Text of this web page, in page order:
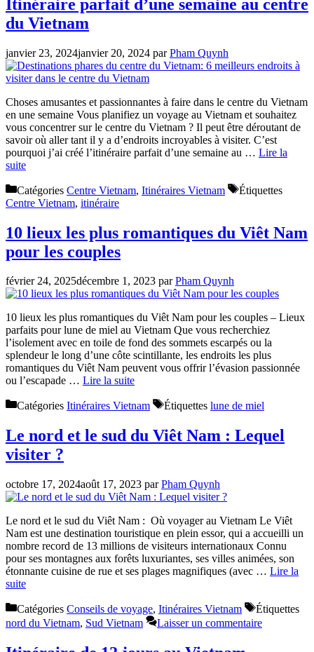
Itinéraire parfait d’une semaine au centre
du Vietnam
janvier 23, 2024janvier 20, 2024 parPham Quynh
Choses amusantes et passionnantes à faire dans le centre du Vietnam
en une semaine Vous planifiez un voyage au Vietnam et souhaitez
vous concentrer sur le centre du Vietnam ? Il peut être déroutant de
savoir où aller tant il y a d’endroits incroyables à visiter. C’est
pourquoi j’ai créé l’itinéraire parfait d’une semaine au … Lire la
suite
Catégories Centre Vietnam, Itinéraires Vietnam
Étiquettes
Centre Vietnam, itinéraire
10 lieux les plus romantiques du Viêt Nam
pour les couples
février 24, 2025décembre 1, 2023 parPham Quynh
10 lieux les plus romantiques du Viêt Nam pour les couples – Lieux
parfaits pour lune de miel au Vietnam Que vous recherchiez
l’isolement avec en toile de fond des sommets escarpés ou la
splendeur le long d’une côte scintillante, les endroits les plus
romantiques du Viêt Nam peuvent vous offrir l’évasion passionnée
ou l’escapade … Lire la suite
Catégories Itinéraires Vietnam Étiquettes lune de miel
Le nord et le sud du Viêt Nam : Lequel
visiter ?
octobre 17, 2024août 17, 2023 parPham Quynh
Le nord et le sud du Viêt Nam : Où voyager au Vietnam Le Viêt
Nam est une destination touristique en plein essor, qui a accueilli un
nombre record de 13 millions de visiteurs internationaux Connu
pour ses montagnes aux forêts luxuriantes, ses villes animées, son
étonnante cuisine de rue et ses plages magnifiques (avec … Lire la
suite
Catégories Conseils de voyage, Itinéraires Vietnam
Étiquettes
nord du Vietnam, Sud Vietnam Laisser un commentaire